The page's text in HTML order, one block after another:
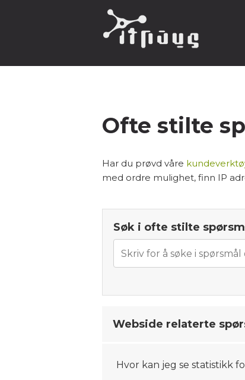
Ofte stilte
Har du prøvd våre
med ordre mulighet, finn IP
Søk i ofte stilte
Webside relaterte
Hvor kan jeg se statistikk